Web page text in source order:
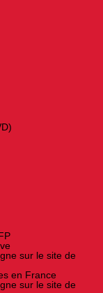
sur le site de
en France
sur le site de